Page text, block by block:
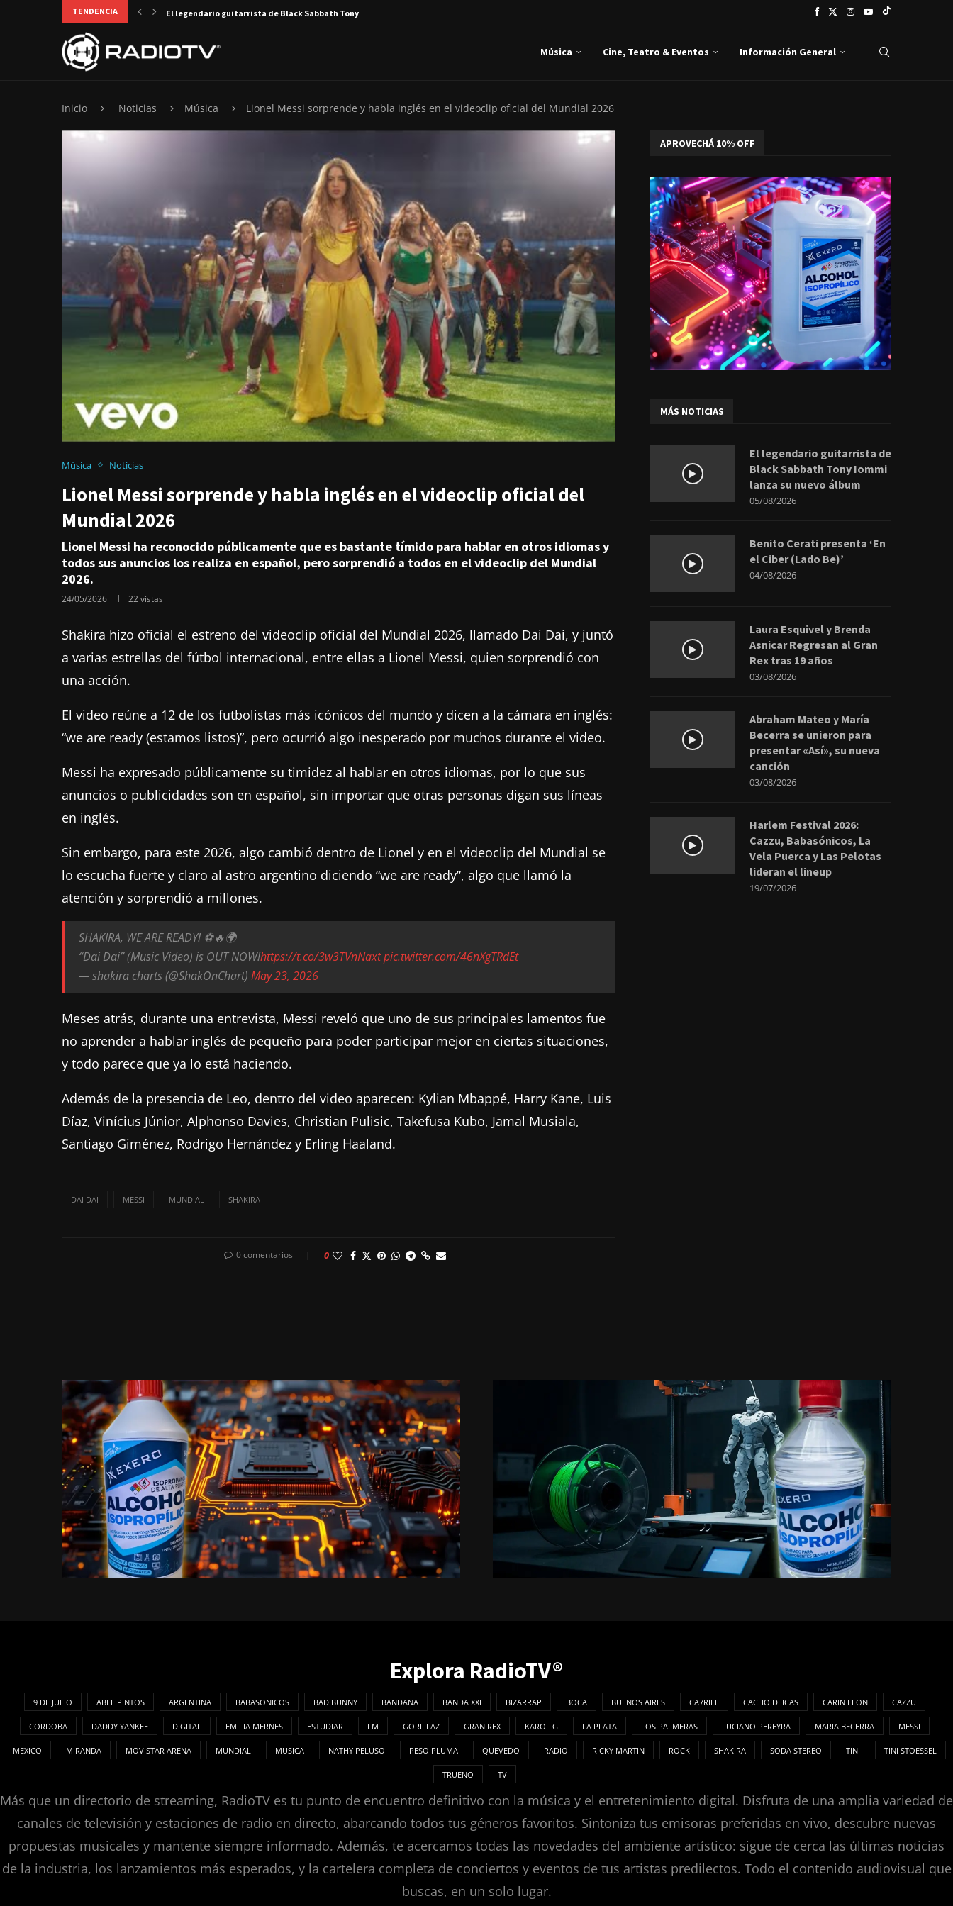
TENDENCIA El legendario guitarrista de Black Sabbath Tony Iommi...
Música Cine, Teatro & Eventos Información General
Inicio Noticias Música Lionel Messi sorprende y habla inglés en el videoclip oficial del Mundial 2026
Música Noticias
Lionel Messi sorprende y habla inglés en el videoclip oficial del
Mundial 2026
Lionel Messi ha reconocido públicamente que es bastante tímido para hablar en otros idiomas y
todos sus anuncios los realiza en español, pero sorprendió a todos en el videoclip del Mundial
2026.
24/05/2026 22vistas
Shakira hizo oficial el estreno del videoclip oficial del Mundial 2026, llamado Dai Dai, y juntó
a varias estrellas del fútbol internacional, entre ellas a Lionel Messi, quien sorprendió con
una acción.
El video reúne a 12 de los futbolistas más icónicos del mundo y dicen a la cámara en inglés:
“we are ready (estamos listos)”, pero ocurrió algo inesperado por muchos durante el video.
Messi ha expresado públicamente su timidez al hablar en otros idiomas, por lo que sus
anuncios o publicidades son en español, sin importar que otras personas digan sus líneas
en inglés.
Sin embargo, para este 2026, algo cambió dentro de Lionel y en el videoclip del Mundial se
lo escucha fuerte y claro al astro argentino diciendo “we are ready”, algo que llamó la
atención y sorprendió a millones.
SHAKIRA, WE ARE READY! ⚽️🔥🌍
“Dai Dai” (Music Video) is OUT NOW!https://t.co/3w3TVnNaxtpic.twitter.com/46nXgTRdEt
— shakira charts (@ShakOnChart) May 23, 2026
Meses atrás, durante una entrevista, Messi reveló que uno de sus principales lamentos fue
no aprender a hablar inglés de pequeño para poder participar mejor en ciertas situaciones,
y todo parece que ya lo está haciendo.
Además de la presencia de Leo, dentro del video aparecen: Kylian Mbappé, Harry Kane, Luis
Díaz, Vinícius Júnior, Alphonso Davies, Christian Pulisic, Takefusa Kubo, Jamal Musiala,
Santiago Giménez, Rodrigo Hernández y Erling Haaland.
DAI DAI MESSI MUNDIAL SHAKIRA
0 comentarios 0
APROVECHÁ 10% OFF
MÁS NOTICIAS
El legendario guitarrista de
Black Sabbath Tony Iommi
lanza su nuevo álbum
05/08/2026
Benito Cerati presenta ‘En
el Ciber (Lado Be)’
04/08/2026
Laura Esquivel y Brenda
Asnicar Regresan al Gran
Rex tras 19 años
03/08/2026
Abraham Mateo y María
Becerra se unieron para
presentar «Así», su nueva
canción
03/08/2026
Harlem Festival 2026:
Cazzu, Babasónicos, La
Vela Puerca y Las Pelotas
lideran el lineup
19/07/2026
Explora RadioTV®
9 DE JULIO ABEL PINTOS ARGENTINA BABASONICOS BAD BUNNY BANDANA BANDA XXI BIZARRAP BOCA BUENOS AIRES CA7RIEL CACHO DEICAS CARIN LEON CAZZU
CORDOBA DADDY YANKEE DIGITAL EMILIA MERNES ESTUDIAR FM GORILLAZ GRAN REX KAROL G LA PLATA LOS PALMERAS LUCIANO PEREYRA MARIA BECERRA MESSI
MEXICO MIRANDA MOVISTAR ARENA MUNDIAL MUSICA NATHY PELUSO PESO PLUMA QUEVEDO RADIO RICKY MARTIN ROCK SHAKIRA SODA STEREO TINI TINI STOESSEL
TRUENO TV
Más que un directorio de streaming, RadioTV es tu punto de encuentro definitivo con la música y el entretenimiento digital. Disfruta de una amplia variedad de
canales de televisión y estaciones de radio en directo, abarcando todos tus géneros favoritos. Sintoniza tus emisoras preferidas en vivo, descubre nuevas
propuestas musicales y mantente siempre informado. Además, te acercamos todas las novedades del ambiente artístico: sigue de cerca las últimas noticias
de la industria, los lanzamientos más esperados, y la cartelera completa de conciertos y eventos de tus artistas predilectos. Todo el contenido audiovisual que
buscas, en un solo lugar.